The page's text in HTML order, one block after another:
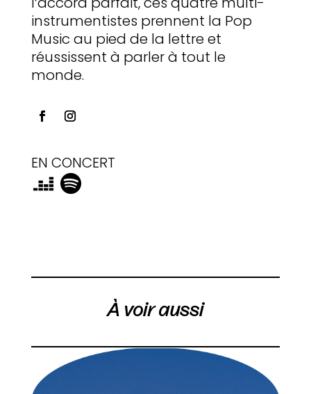
instrumentistes prennent la Pop
Music au pied de la lettre et
réussissent à parler à tout le
monde.
EN CONCERT
À voir aussi